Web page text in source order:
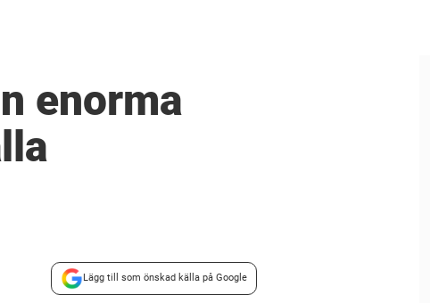
enorma
Lägg till som önskad källa på Google